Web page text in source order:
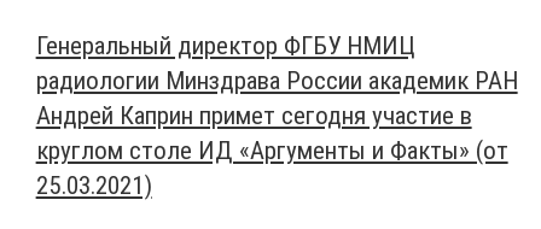
​Генеральный директор ФГБУ НМИЦ
радиологии Минздрава России академик РАН​
Андрей Каприн примет сегодня участие в
круглом столе ИД «Аргументы и Факты» (от
25.03.2021)